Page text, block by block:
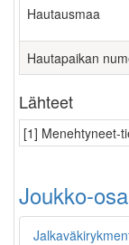
Hautausmaa
Hautapaikan
Lähteet
[1] Menehtyneet-
Joukko-